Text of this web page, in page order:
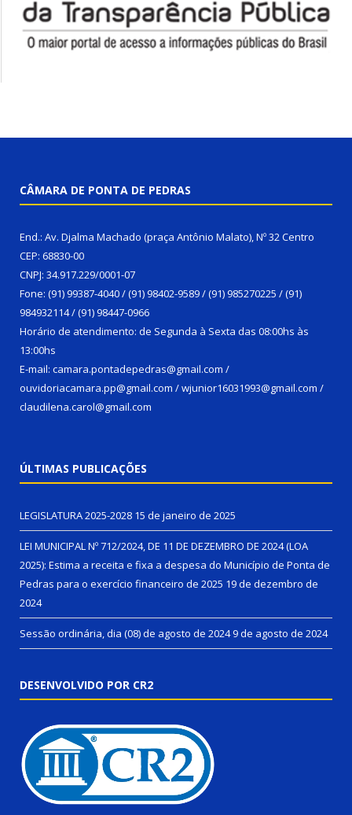
CÂMARA DE PONTA DE PEDRAS
End.: Av. Djalma Machado (praça Antônio Malato), Nº 32 Centro
CEP: 68830-00
CNPJ: 34.917.229/0001-07
Fone: (91) 99387-4040 / (91) 98402-9589 / (91) 985270225 / (91)
984932114 / (91) 98447-0966
Horário de atendimento: de Segunda à Sexta das 08:00hs às
13:00hs
E-mail: camara.pontadepedras@gmail.com /
ouvidoriacamara.pp@gmail.com / wjunior16031993@gmail.com /
claudilena.carol@gmail.com
ÚLTIMAS PUBLICAÇÕES
LEGISLATURA 2025-2028 15 de janeiro de 2025
LEI MUNICIPAL Nº 712/2024, DE 11 DE DEZEMBRO DE 2024 (LOA
2025): Estima a receita e fixa a despesa do Município de Ponta de
Pedras para o exercício financeiro de 2025 19 de dezembro de
2024
Sessão ordinária, dia (08) de agosto de 20249 de agosto de 2024
DESENVOLVIDO POR CR2